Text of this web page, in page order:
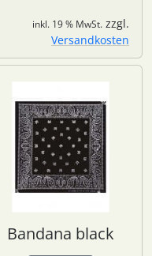
inkl. 19 % MwSt. zzgl.
Versandkosten
Bandana black